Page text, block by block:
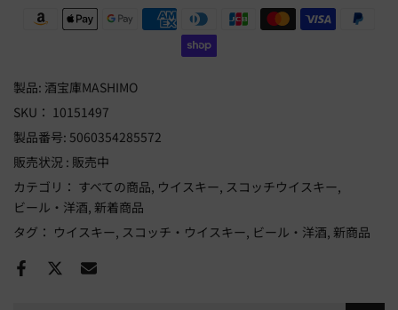
製品: 酒宝庫MASHIMO
SKU： 10151497
製品番号: 5060354285572
販売状況 : 販売中
カテゴリ： すべての商品 ウイスキー スコッチウイスキー
ビール・洋酒 新着商品
タグ： ウイスキー スコッチ・ウイスキー ビール・洋酒 新商品